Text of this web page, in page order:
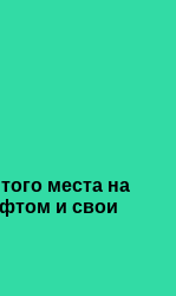
места на
и свои